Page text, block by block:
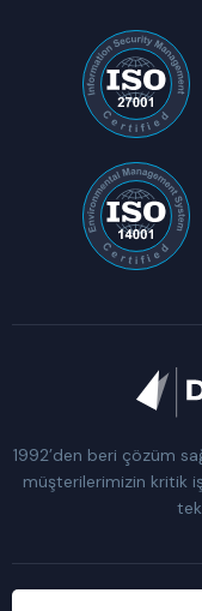
1992’den beri çözüm
müşterilerimizin kritik